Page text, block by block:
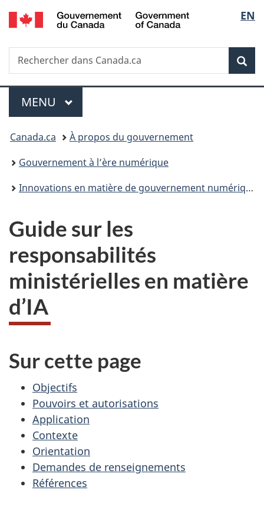
Passer
au
principal
Passer
à
Au
du
Passer
à
version
simplifiée
de
la
EN
Recherche
Rechercher
dans
Menu
MENU PRINCIPAL
Vous
êtes
ici :
Canada.ca
À propos du gouvernement
Gouvernement à l’ère numérique
Innovations en matière de gouvernement numérique
Guide sur les
responsabilités
ministérielles en matière
d’IA
Sur cette page
Objectifs
Pouvoirs et autorisations
Application
Contexte
Orientation
Demandes de renseignements
Références